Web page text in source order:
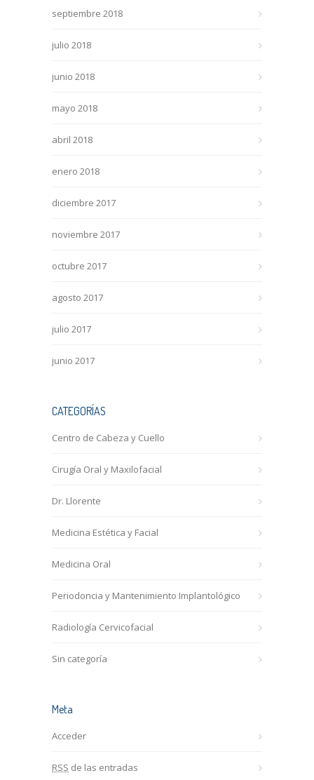
septiembre 2018
julio 2018
junio 2018
mayo 2018
abril 2018
enero 2018
diciembre 2017
noviembre 2017
octubre 2017
agosto 2017
julio 2017
junio 2017
CATEGORÍAS
Centro de Cabeza y Cuello
Cirugía Oral y Maxilofacial
Dr. Llorente
Medicina Estética y Facial
Medicina Oral
Periodoncia y Mantenimiento Implantológico
Radiología Cervicofacial
Sin categoría
Meta
Acceder
RSS de las entradas